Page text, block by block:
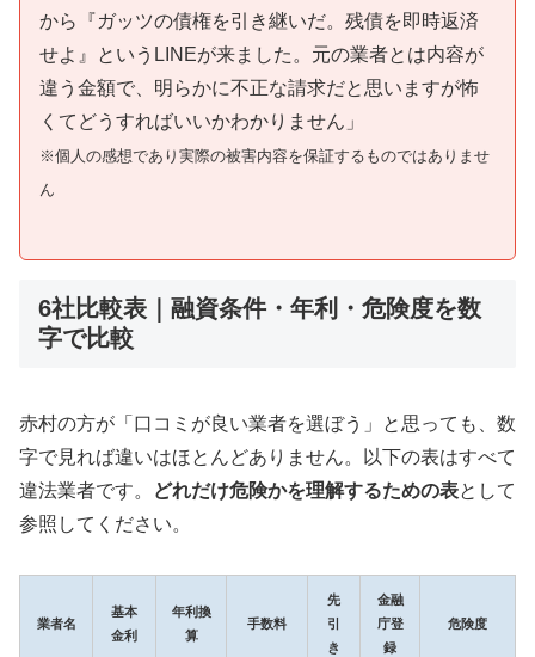
から『ガッツの債権を引き継いだ。残債を即時返済
せよ』というLINEが来ました。元の業者とは内容が
違う金額で、明らかに不正な請求だと思いますが怖
くてどうすればいいかわかりません」
※個人の感想であり実際の被害内容を保証するものではありませ
ん
6社比較表｜融資条件・年利・危険度を数
字で比較
赤村の方が「口コミが良い業者を選ぼう」と思っても、数
字で見れば違いはほとんどありません。以下の表はすべて
違法業者です。
どれだけ危険かを理解するための表として
参照してください。
業者名
基本
金利
年利換
算
手数料
先
引
き
金融
庁登
録
危険度